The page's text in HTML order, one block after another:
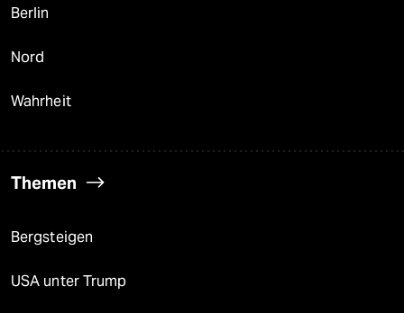
Berlin
Nord
Wahrheit
Themen
Bergsteigen
USA unter Trump